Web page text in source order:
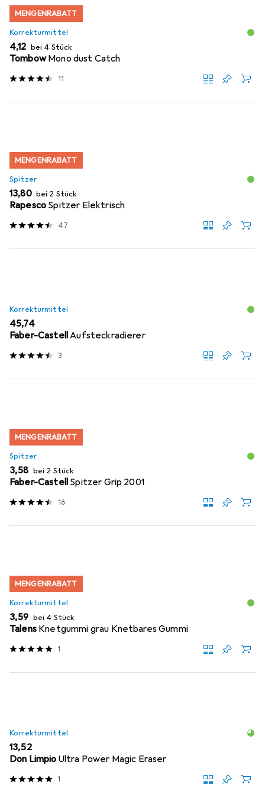
MENGENRABATT
Korrekturmittel
EUR
4,12 bei 4 Stück
Tombow Mono dust Catch
11
MENGENRABATT
Spitzer
EUR
13,80 bei 2 Stück
Rapesco Spitzer Elektrisch
47
Korrekturmittel
EUR
45,74
Faber-CastellAufsteckradierer
3
MENGENRABATT
Spitzer
EUR
3,58 bei 2 Stück
Faber-Castell Spitzer Grip 2001
16
MENGENRABATT
Korrekturmittel
EUR
3,59 bei 4 Stück
Talens Knetgummi grau Knetbares Gummi
1
Korrekturmittel
EUR
13,52
Don Limpio Ultra Power Magic Eraser
1